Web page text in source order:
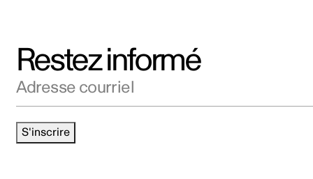
Restez informé
S'inscrire